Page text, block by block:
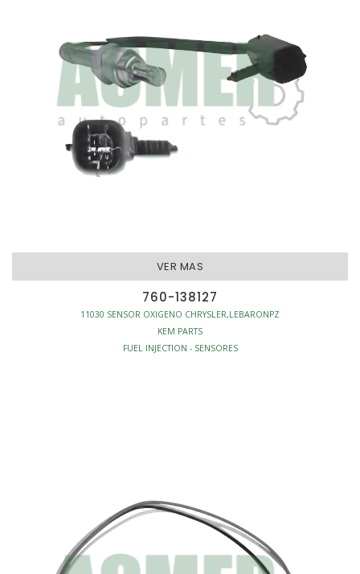
VER MAS
760-138127
11030 SENSOR OXIGENO CHRYSLER,LEBARONPZ
KEM PARTS
FUEL INJECTION - SENSORES